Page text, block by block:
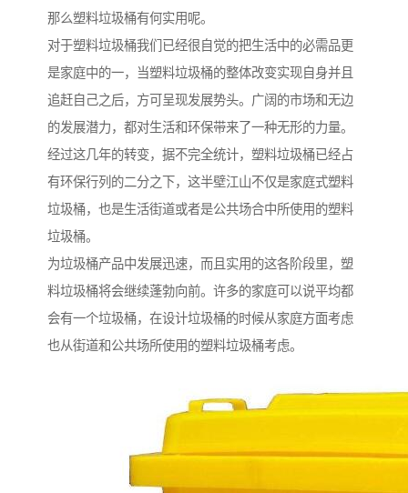
那么塑料垃圾桶有何实用呢。
对于塑料垃圾桶我们已经很自觉的把生活中的必需品更
是家庭中的一，当塑料垃圾桶的整体改变实现自身并且
追赶自己之后，方可呈现发展势头。广阔的市场和无边
的发展潜力，都对生活和环保带来了一种无形的力量。
经过这几年的转变，据不完全统计，塑料垃圾桶已经占
有环保行列的二分之下，这半壁江山不仅是家庭式塑料
垃圾桶，也是生活街道或者是公共场合中所使用的塑料
垃圾桶。
为垃圾桶产品中发展迅速，而且实用的这各阶段里，塑
料垃圾桶将会继续蓬勃向前。许多的家庭可以说平均都
会有一个垃圾桶，在设计垃圾桶的时候从家庭方面考虑
也从街道和公共场所使用的塑料垃圾桶考虑。